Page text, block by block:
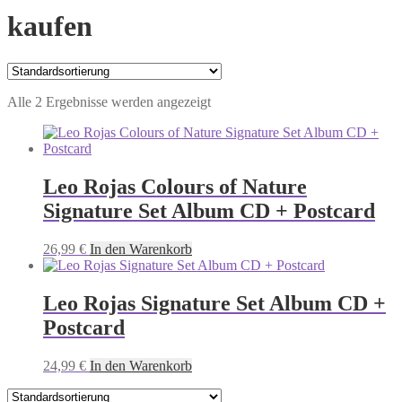
kaufen
Alle 2 Ergebnisse werden angezeigt
Leo Rojas Colours of Nature
Signature Set Album CD + Postcard
26,99 € In den Warenkorb
Leo Rojas Signature Set Album CD +
Postcard
24,99 € In den Warenkorb